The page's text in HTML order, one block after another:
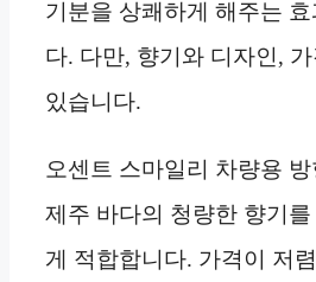
기분을 상쾌하게 해주는 효
다. 다만, 향기와 디자인,
있습니다.
오센트 스마일리 차량용
제주 바다의 청량한 향기를
게 적합합니다. 가격이 저